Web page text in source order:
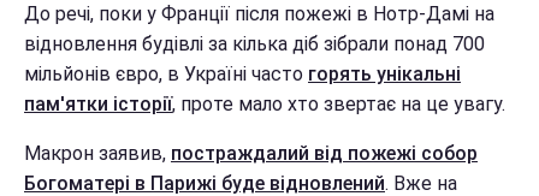
До речі, поки у Франції після пожежі в Нотр-Дамі на
відновлення будівлі за кілька діб зібрали понад 700
мільйонів євро, в Україні часто горять унікальні
пам'ятки історії, проте мало хто звертає на це увагу.
Макрон заявив, постраждалий від пожежі собор
Богоматері в Парижі буде відновлений. Вже на